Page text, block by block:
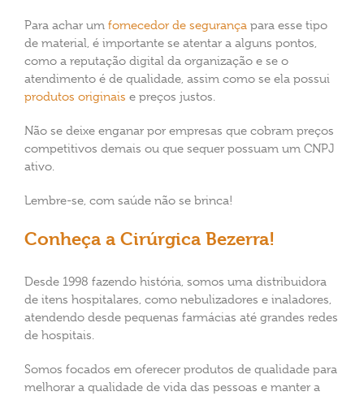
Para achar um fornecedor de segurança para esse tipo
de material, é importante se atentar a alguns pontos,
como a reputação digital da organização e se o
atendimento é de qualidade, assim como se ela possui
produtos originais e preços justos.
Não se deixe enganar por empresas que cobram preços
competitivos demais ou que sequer possuam um CNPJ
ativo.
Lembre-se, com saúde não se brinca!
Conheça a Cirúrgica Bezerra!
Desde 1998 fazendo história, somos uma distribuidora
de itens hospitalares, como nebulizadores e inaladores,
atendendo desde pequenas farmácias até grandes redes
de hospitais.
Somos focados em oferecer produtos de qualidade para
melhorar a qualidade de vida das pessoas e manter a